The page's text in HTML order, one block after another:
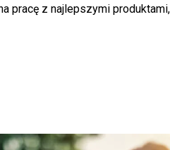
pracę z najlepszymi